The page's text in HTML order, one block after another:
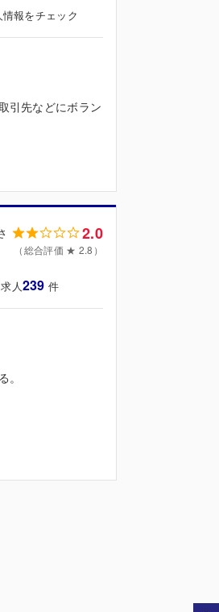
報をチェック
引先などにボラン
2.0
（総合評価 ★ 2.8）
求人239 件